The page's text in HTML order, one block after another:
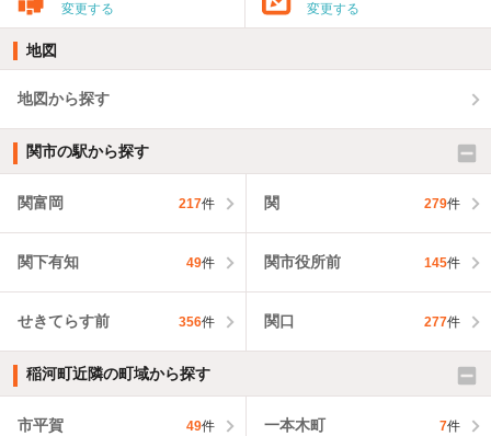
変更する 変更する
地図
地図から探す
関市の駅から探す
関富岡 217件 関 279件
関下有知 49件 関市役所前 145件
せきてらす前 356件 関口 277件
稲河町近隣の町域から探す
市平賀 49件 一本木町 7件